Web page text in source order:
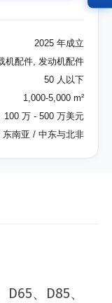
2025 年成立
机配件, 发动机配件
50 人以下
1,000-5,000 m²
100 万 - 500 万美元
南亚 / 中东与北非
、D85、